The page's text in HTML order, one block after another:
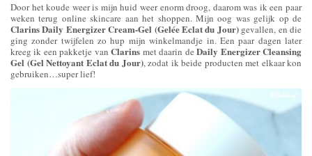
Door het koude weer is mijn huid weer enorm droog, daarom was ik een paar
weken terug online skincare aan het shoppen. Mijn oog was gelijk op de
Clarins Daily Energizer Cream-Gel (Gelée Eclat du Jour)gevallen, en die
ging zonder twijfelen zo hup mijn winkelmandje in. Een paar dagen later
kreeg ik een pakketje vanClarins met daarin deDaily Energizer Cleansing
Gel (Gel Nettoyant Eclat du Jour), zodat ik beide producten met elkaar kon
gebruiken…super lief!